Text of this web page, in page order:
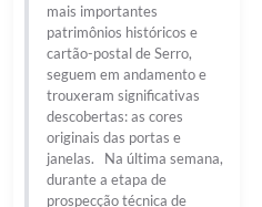
mais importantes
patrimônios históricos e
cartão-postal de Serro,
seguem em andamento e
trouxeram significativas
descobertas: as cores
originais das portas e
janelas. Na última semana,
durante a etapa de
prospecção técnica de